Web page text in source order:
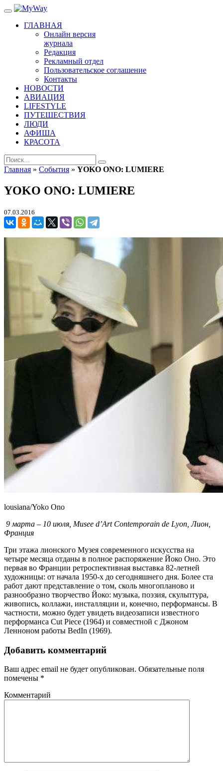
ГЛАВНАЯ
Онлайн версия
журнала
Редакция
Рекламный отдел
Пользовательское соглашение
Контакты
НОВОСТИ
АВИАЦИЯ
LIFESTYLE
ПУТЕШЕСТВИЯ
ЛЮДИ
АФИША
КРАСОТА
Главная » События » YOKO ONO: LUMIERE
YOKO ONO: LUMIERE
07.03.2016
lousiana/Yoko Ono
9 марта – 10 июля, Musee d’Art Contemporain de Lyon, Лион,
Франция
Три этажа лионского Музея современного искусства на
четыре месяца отданы в полное распоряжение Йоко Оно. Это
первая во Франции ретроспективная выставка 82-летней
художницы: от начала 1950-х до сегодняшнего дня. Более ста
работ дают представление о том, сколь многопланово и
разнообразно творчество Йоко: музыка, поэзия, скульптура,
живопись, коллажи, инсталляции и, конечно, перформансы. В
частности, можно будет увидеть видеозаписи известного
перформанса Cut Piece (1964) и совместной с Джоном
Ленноном работы BedIn (1969).
Добавить комментарий
Ваш адрес email не будет опубликован. Обязательные поля
помечены *
Комментарий